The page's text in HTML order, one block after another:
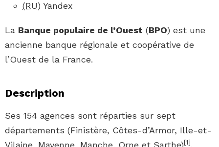
(RU) Yandex
La Banque populaire de l’Ouest (BPO) est une
ancienne banque régionale et coopérative de
l’Ouest de la France.
Description
Ses 154 agences sont réparties sur sept
départements (Finistère, Côtes-d’Armor, Ille-et-
Vilaine, Mayenne, Manche, Orne et Sarthe)[1]